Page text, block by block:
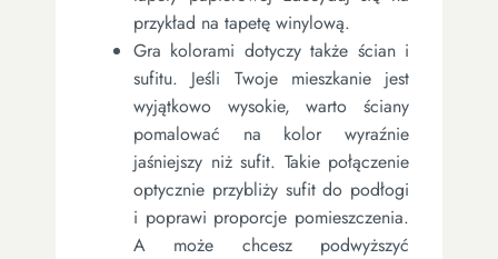
przykład na tapetę winylową.
Gra kolorami dotyczy także ścian i
sufitu. Jeśli Twoje mieszkanie jest
wyjątkowo wysokie, warto ściany
pomalować na kolor wyraźnie
jaśniejszy niż sufit. Takie połączenie
optycznie przybliży sufit do podłogi
i poprawi proporcje pomieszczenia.
A może chcesz podwyższyć